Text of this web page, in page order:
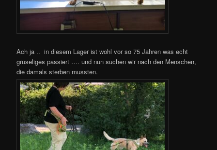
Ach ja .. in diesem Lager ist wohl vor so 75 Jahren was echt
gruseliges passiert …. und nun suchen wir nach den Menschen,
die damals sterben mussten.